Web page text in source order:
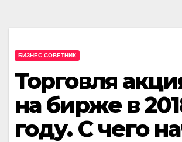
БИЗНЕС СОВЕТНИК
Торговля
на бирже в
году. С чего